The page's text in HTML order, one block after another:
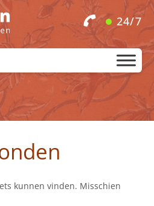
24/7
kunnen vinden. Misschien